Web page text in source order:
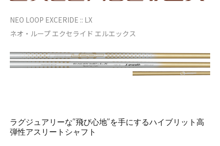
NEO LOOP EXCERIDE :: LX
ネオ・ループ エクセライド エルエックス
ラグジュアリーな”飛び心地”を手にするハイブリット高
弾性アスリートシャフト